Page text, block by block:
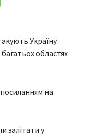
Україну
областях
на
залітати у